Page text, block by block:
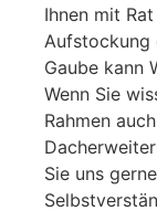
Ihnen mit
Aufstockung
Gaube kann
Wenn Sie
Rahmen
Sie uns